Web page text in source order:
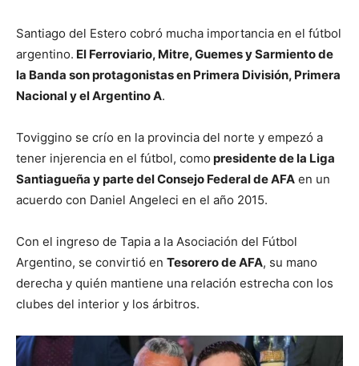
Santiago del Estero cobró mucha importancia en el fútbol
argentino. El Ferroviario, Mitre, Guemes y Sarmiento de
la Banda son protagonistas en Primera División, Primera
Nacional y el Argentino A.
Toviggino se crío en la provincia del norte y empezó a
tener injerencia en el fútbol, como presidente de la Liga
Santiagueña y parte del Consejo Federal de AFA en un
acuerdo con Daniel Angeleci en el año 2015.
Con el ingreso de Tapia a la Asociación del Fútbol
Argentino, se convirtió en Tesorero de AFA, su mano
derecha y quién mantiene una relación estrecha con los
clubes del interior y los árbitros.